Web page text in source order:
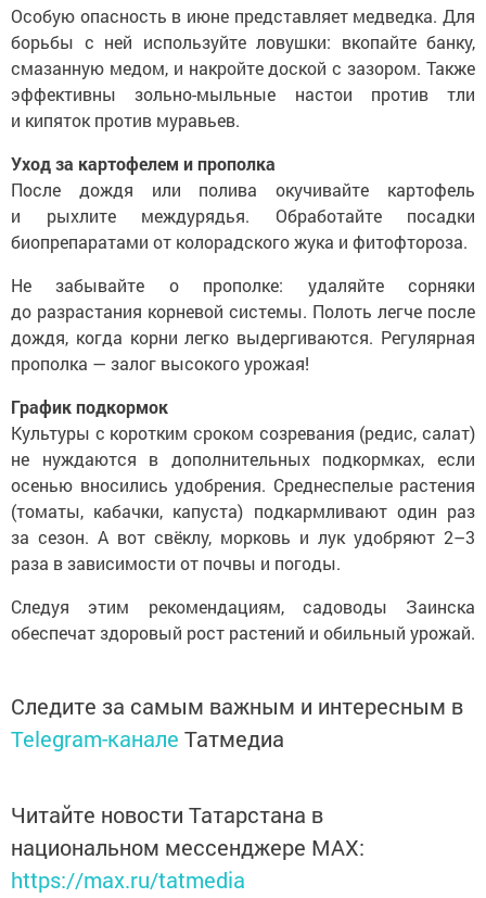
Особую опасность в июне представляет медведка. Для
борьбы с ней используйте ловушки: вкопайте банку,
смазанную медом, и накройте доской с зазором. Также
эффективны зольно-мыльные настои против тли
и кипяток против муравьев.
Уход за картофелем и прополка
После дождя или полива окучивайте картофель
и рыхлите междурядья. Обработайте посадки
биопрепаратами от колорадского жука и фитофтороза.
Не забывайте о прополке: удаляйте сорняки
до разрастания корневой системы. Полоть легче после
дождя, когда корни легко выдергиваются. Регулярная
прополка — залог высокого урожая!
График подкормок
Культуры с коротким сроком созревания (редис, салат)
не нуждаются в дополнительных подкормках, если
осенью вносились удобрения. Среднеспелые растения
(томаты, кабачки, капуста) подкармливают один раз
за сезон. А вот свёклу, морковь и лук удобряют 2–3
раза в зависимости от почвы и погоды.
Следуя этим рекомендациям, садоводы Заинска
обеспечат здоровый рост растений и обильный урожай.
Следите за самым важным и интересным в
Telegram-канале Татмедиа
Читайте новости Татарстана в
национальном мессенджере MАХ:
https://max.ru/tatmedia